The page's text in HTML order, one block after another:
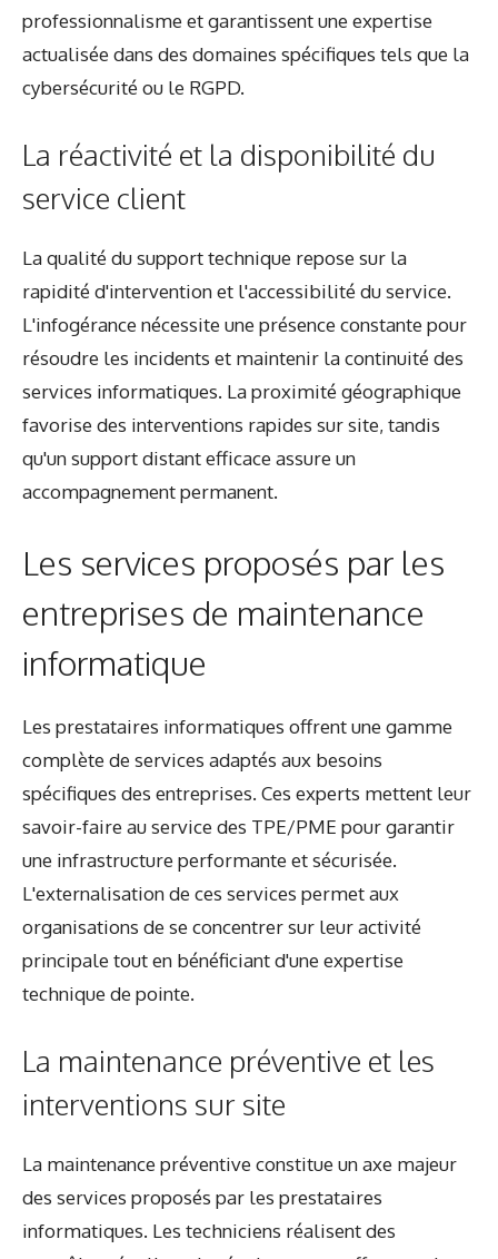
professionnalisme et garantissent une expertise
actualisée dans des domaines spécifiques tels que la
cybersécurité ou le RGPD.
La réactivité et la disponibilité du
service client
La qualité du support technique repose sur la
rapidité d'intervention et l'accessibilité du service.
L'infogérance nécessite une présence constante pour
résoudre les incidents et maintenir la continuité des
services informatiques. La proximité géographique
favorise des interventions rapides sur site, tandis
qu'un support distant efficace assure un
accompagnement permanent.
Les services proposés par les
entreprises de maintenance
informatique
Les prestataires informatiques offrent une gamme
complète de services adaptés aux besoins
spécifiques des entreprises. Ces experts mettent leur
savoir-faire au service des TPE/PME pour garantir
une infrastructure performante et sécurisée.
L'externalisation de ces services permet aux
organisations de se concentrer sur leur activité
principale tout en bénéficiant d'une expertise
technique de pointe.
La maintenance préventive et les
interventions sur site
La maintenance préventive constitue un axe majeur
des services proposés par les prestataires
informatiques. Les techniciens réalisent des